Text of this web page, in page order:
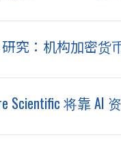
究：机构加密货
Scientific 将靠 AI